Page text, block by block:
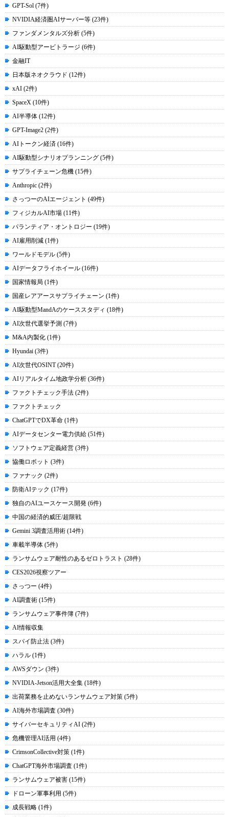
GPT-Sol (7件)
NVIDIA経済圏AIサーバー等 (23件)
ファンダメンタルズ分析 (5件)
AI駆動型アービトラージ (6件)
金融IT
日本版ネオクラウド (12件)
xAI (2件)
SpaceX (10件)
AI半導体 (12件)
GPT-Image2 (2件)
AIトークン経済 (16件)
AI駆動型シナリオプランニング (5件)
サプライチェーン危機 (15件)
Anthropic (2件)
さっつーのAIエージェント (49件)
フィジカルAI市場 (11件)
パランティア・オントロジー (19件)
AI雇用削減 (1件)
ワールドモデル (5件)
AIデータフライホイール (16件)
国家情報局 (1件)
国産レアアースサプライチェーン (1件)
AI駆動型MandAのケーススタディ (18件)
AI次世代選挙予測 (7件)
M&A内製化 (1件)
Hyundai (3件)
AI次世代OSINT (20件)
AIリアルタイム地政学分析 (36件)
ファクトチェック手法 (2件)
ファクトチェック
ChatGPTでDX革命 (1件)
AIデータセンター電力供給 (51件)
ソフトウェア定義経営 (3件)
協働ロボット (3件)
ファナック (2件)
防衛AIテック (17件)
独自のAIユースケース開発 (6件)
中国の経済的威圧/超限戦
Gemini 3調査活用術 (14件)
車載半導体 (5件)
ランサムウェア耐性のあるゼロトラスト (28件)
CES2026視察ツアー
さっつー (4件)
AI調査術 (15件)
ランサムウェア事件簿 (7件)
AI情報収集
スパイ防止法 (3件)
ハラル (1件)
AWSダウン (3件)
NVIDIA-Jetson活用大全集 (18件)
出荷業務を止めないランサムウェア対策 (5件)
AI海外市場調査 (30件)
サイバーセキュリティAI (2件)
危機管理AI活用 (4件)
CrimsonCollective対策 (1件)
ChatGPT海外市場調査 (1件)
ランサムウェア被害 (15件)
ドローン軍事利用 (5件)
成長戦略 (1件)